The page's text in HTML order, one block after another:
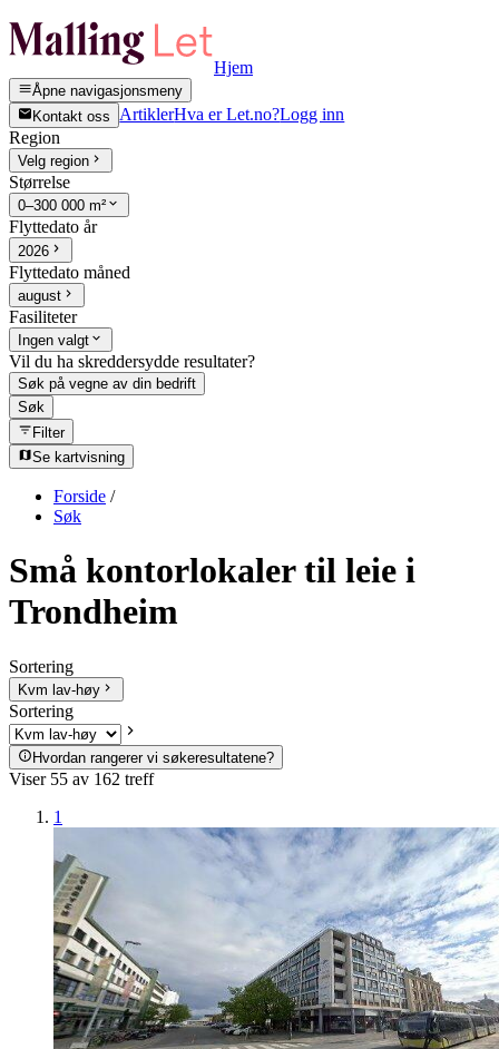
Hjem
Åpne navigasjonsmeny
Kontakt oss
ArtiklerHva er Let.no?Logg inn
Region
Velg region
Størrelse
0–300 000 m²
Flyttedato år
2026
Flyttedato måned
august
Fasiliteter
Ingen valgt
Vil du ha skreddersydde resultater?
Søk på vegne av din bedrift
Søk
Filter
Se kartvisning
Forside /
Søk
Små kontorlokaler til leie i
Trondheim
Sortering
Kvm lav-høy
Sortering
Hvordan rangerer vi søkeresultatene?
Viser 55 av 162 treff
1